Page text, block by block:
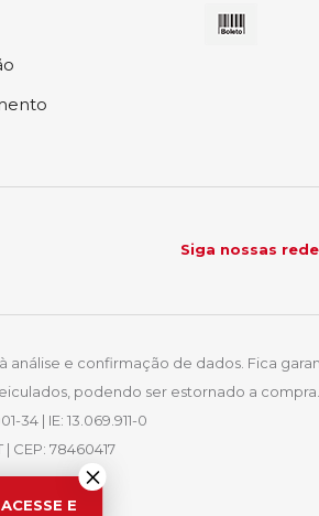
Siga nossas
análise e confirmação de dados. Fica
podendo ser estornado a compra.
34 | IE: 13.069.911-0
CEP: 78460417
ACESSE E